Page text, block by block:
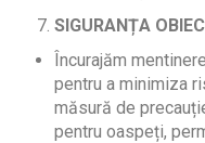
SIGURANȚA
Încurajăm
pentru a minimiza
măsură de
pentru oaspeți,